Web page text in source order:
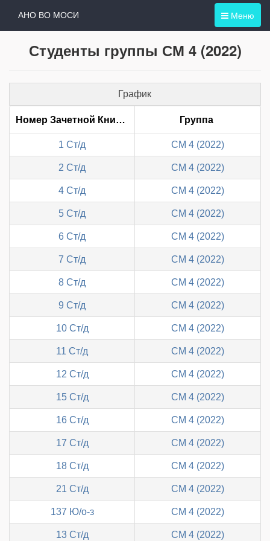
Меню
АНО ВО МОСИ
Студенты группы СМ 4 (2022)
График
Номер Зачетной Книжки Группа
1 Ст/д СМ 4 (2022)
2 Ст/д СМ 4 (2022)
4 Ст/д СМ 4 (2022)
5 Ст/д СМ 4 (2022)
6 Ст/д СМ 4 (2022)
7 Ст/д СМ 4 (2022)
8 Ст/д СМ 4 (2022)
9 Ст/д СМ 4 (2022)
10 Ст/д СМ 4 (2022)
11 Ст/д СМ 4 (2022)
12 Ст/д СМ 4 (2022)
15 Ст/д СМ 4 (2022)
16 Ст/д СМ 4 (2022)
17 Ст/д СМ 4 (2022)
18 Ст/д СМ 4 (2022)
21 Ст/д СМ 4 (2022)
137 Ю/о-з СМ 4 (2022)
13 Ст/д СМ 4 (2022)